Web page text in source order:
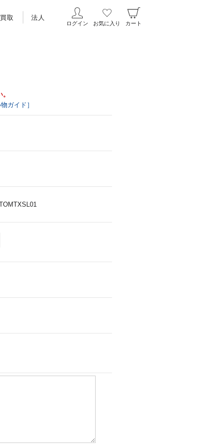
買取 法人
ログイン お気に入り カート
ガイド］